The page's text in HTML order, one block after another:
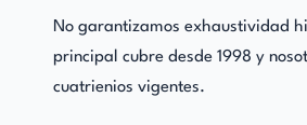
No garantizamos exhaustividad
principal cubre desde 1998 y
cuatrienios vigentes.